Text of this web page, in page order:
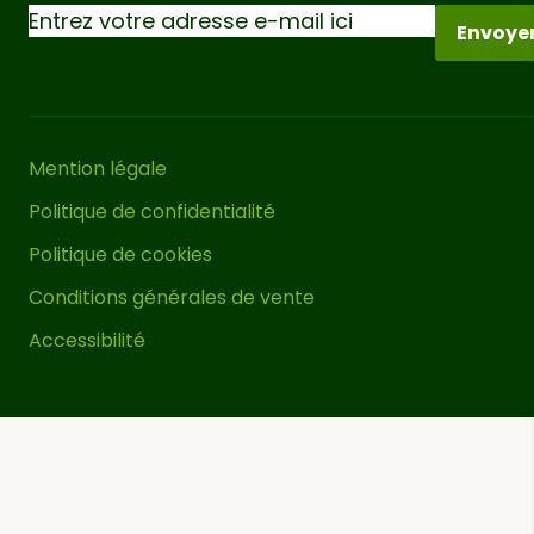
durabilité et du respect de
l’environnement.
Mention légale
Politique de confidentialité
Politique de cookies
Conditions générales de vente
Accessibilité